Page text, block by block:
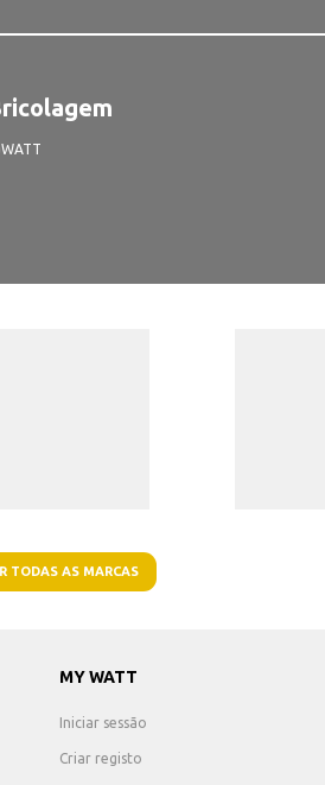
TODAS AS MARCAS
MY WATT
Iniciar sessão
Criar registo